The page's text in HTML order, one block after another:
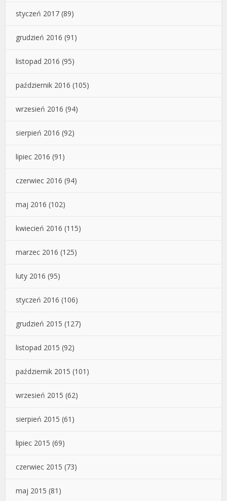
styczeń 2017 (89)
grudzień 2016 (91)
listopad 2016 (95)
październik 2016 (105)
wrzesień 2016 (94)
sierpień 2016 (92)
lipiec 2016 (91)
czerwiec 2016 (94)
maj 2016 (102)
kwiecień 2016 (115)
marzec 2016 (125)
luty 2016 (95)
styczeń 2016 (106)
grudzień 2015 (127)
listopad 2015 (92)
październik 2015 (101)
wrzesień 2015 (62)
sierpień 2015 (61)
lipiec 2015 (69)
czerwiec 2015 (73)
maj 2015 (81)